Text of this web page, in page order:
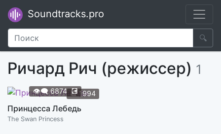
Soundtracks.pro
🔍
Ричард Рич (режиссер) 1
📆1994
👁️‍🗨️6874 💽
Принцесса Лебедь
The Swan Princess